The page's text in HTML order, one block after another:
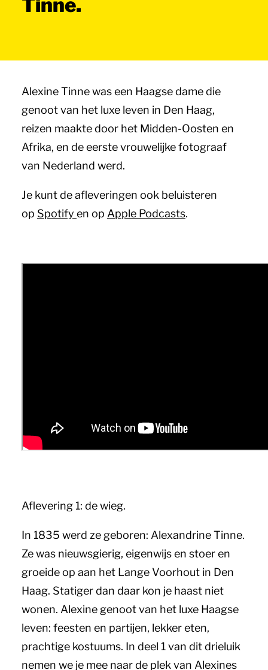
Tinne.
Alexine Tinne was een Haagse dame die
genoot van het luxe leven in Den Haag,
reizen maakte door het Midden-Oosten en
Afrika, en de eerste vrouwelijke fotograaf
van Nederland werd.
Je kunt de afleveringen ook beluisteren
op Spotify en op Apple Podcasts.
Aflevering 1: de wieg.
In 1835 werd ze geboren: Alexandrine Tinne.
Ze was nieuwsgierig, eigenwijs en stoer en
groeide op aan het Lange Voorhout in Den
Haag. Statiger dan daar kon je haast niet
wonen. Alexine genoot van het luxe Haagse
leven: feesten en partijen, lekker eten,
prachtige kostuums. In deel 1 van dit drieluik
nemen we je mee naar de plek van Alexines